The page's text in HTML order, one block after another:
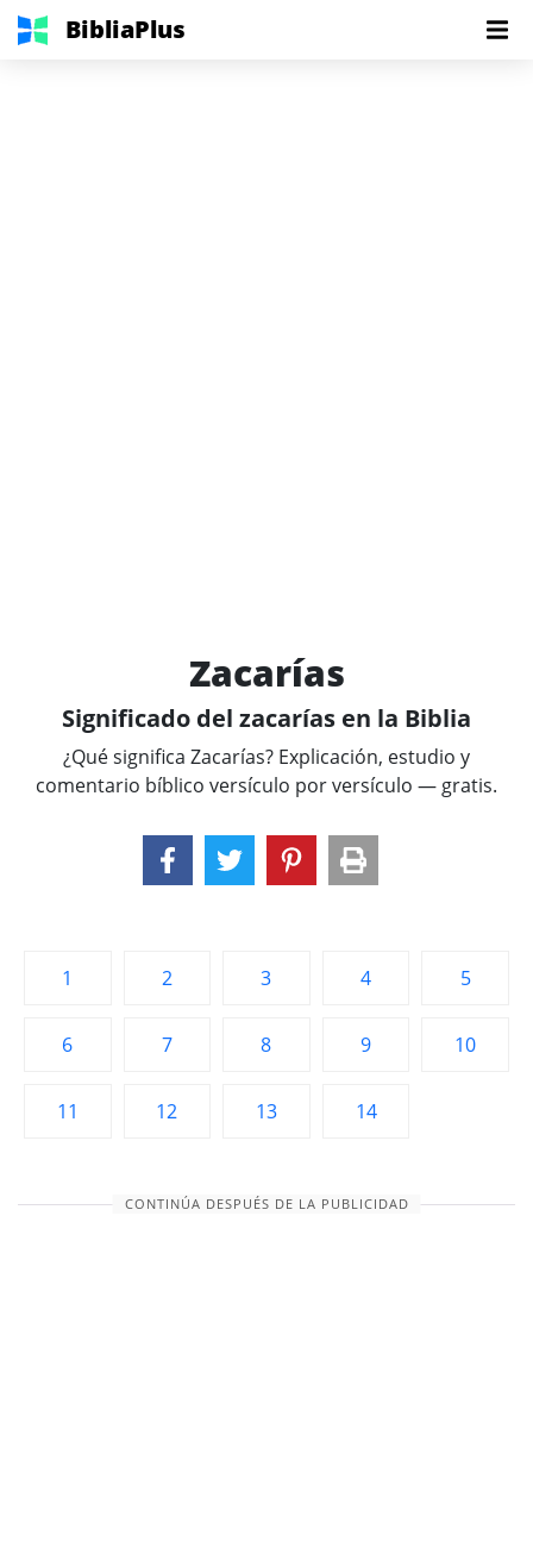
BibliaPlus
Zacarías
Significado del zacarías en la Biblia
¿Qué significa Zacarías? Explicación, estudio y
comentario bíblico versículo por versículo — gratis.
1 2 3 4 5
6 7 8 9 10
11 12 13 14
CONTINÚA DESPUÉS DE LA PUBLICIDAD